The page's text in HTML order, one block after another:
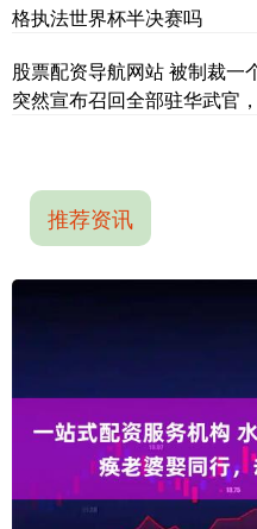
格执法世界杯半决赛吗
股票配资导航网站 被制裁一
突然宣布召回全部驻华武官
推荐资讯